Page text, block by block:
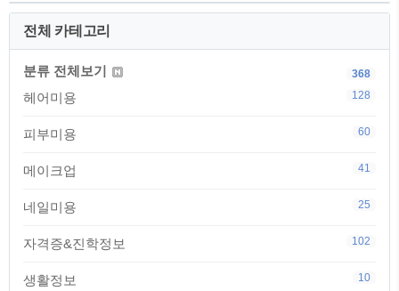
전체 카테고리
분류 전체보기 368
헤어미용 128
피부미용 60
메이크업 41
네일미용 25
자격증&진학정보 102
생활정보 10